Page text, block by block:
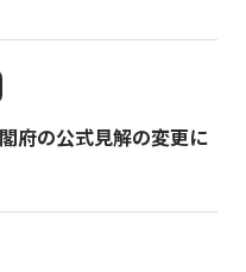
府の公式見解の変更に